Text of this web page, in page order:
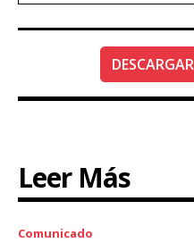
Leer Más
Comunicado